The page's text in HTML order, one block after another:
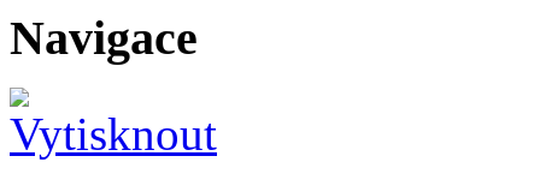
Navigace